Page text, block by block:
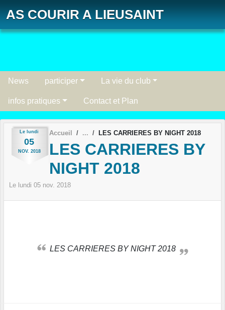
AS COURIR A LIEUSAINT
News participer La vie du club
infos pratiques Contact et Plan
Le lundi
05
NOV. 2018
Accueil LES CARRIERES BY NIGHT 2018
LES CARRIERES BY
NIGHT 2018
Le lundi 05 nov. 2018
LES CARRIERES BY NIGHT 2018